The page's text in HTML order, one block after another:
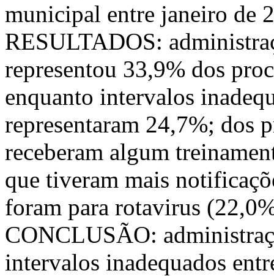
municipal entre janeiro de
RESULTADOS:
representou 33,9% dos
enquanto intervalos
representaram 24,7%; dos
receberam algum
que tiveram mais
foram para rotavirus
CONCLUSÃO:
intervalos inadequados